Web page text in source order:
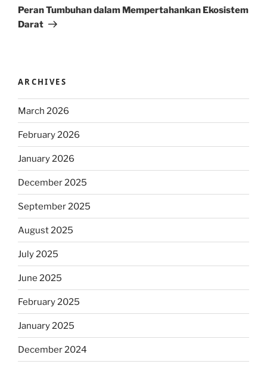
Post
Peran Tumbuhan dalam Mempertahankan Ekosistem
Darat
ARCHIVES
March 2026
February 2026
January 2026
December 2025
September 2025
August 2025
July 2025
June 2025
February 2025
January 2025
December 2024